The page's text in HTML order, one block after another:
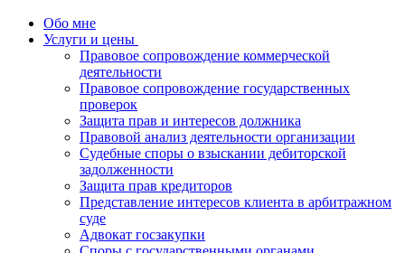
Обо мне
Услуги и цены
Правовое сопровождение коммерческой
деятельности
Правовое сопровождение государственных
проверок
Защита прав и интересов должника
Правовой анализ деятельности организации
Судебные споры о взыскании дебиторской
задолженности
Защита прав кредиторов
Представление интересов клиента в арбитражном
суде
Адвокат госзакупки